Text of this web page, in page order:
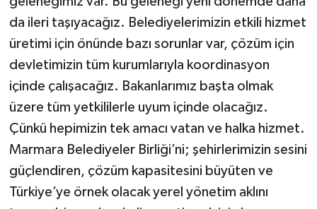
da ileri taşıyacağız. Belediyelerimizin etkili hizmet
üretimi için önünde bazı sorunlar var, çözüm için
devletimizin tüm kurumlarıyla koordinasyon
içinde çalışacağız. Bakanlarımız başta olmak
üzere tüm yetkililerle uyum içinde olacağız.
Çünkü hepimizin tek amacı vatan ve halka hizmet.
Marmara Belediyeler Birliği’ni; şehirlerimizin sesini
güçlendiren, çözüm kapasitesini büyüten ve
Türkiye’ye örnek olacak yerel yönetim aklını